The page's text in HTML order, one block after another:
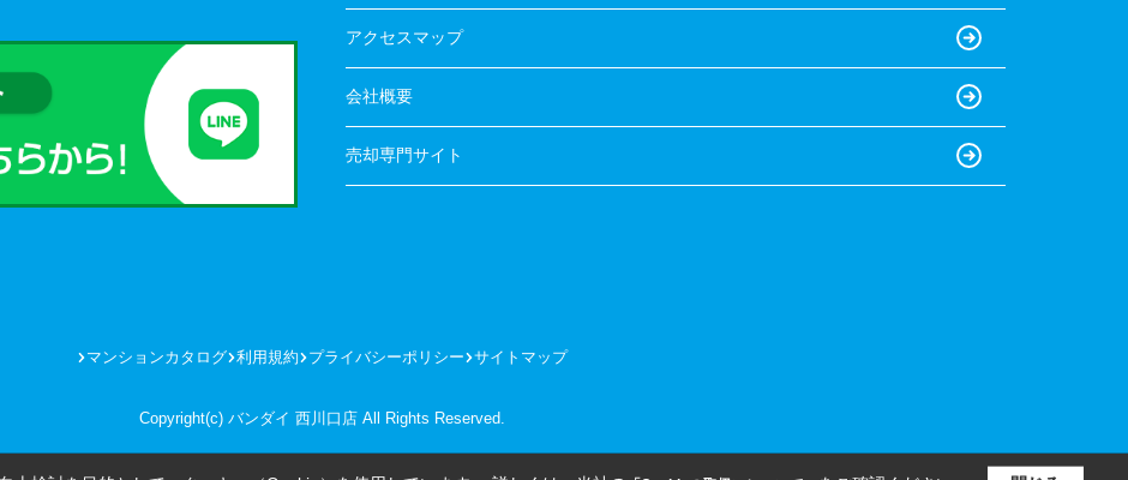
アクセスマップ
会社概要
売却専門サイト
マンションカタログ 利用規約 プライバシーポリシー サイトマップ
Copyright(c) バンダイ 西川口店 All Rights Reserved.